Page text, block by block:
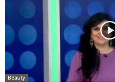
Beauty